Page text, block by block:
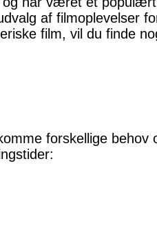
af filmoplevelser
film, vil du finde
forskellige